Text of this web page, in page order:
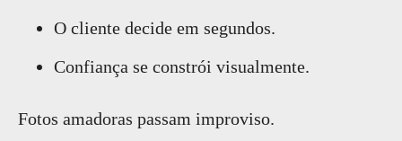
O cliente decide em segundos.
Confiança se constrói visualmente.
Fotos amadoras passam improviso.